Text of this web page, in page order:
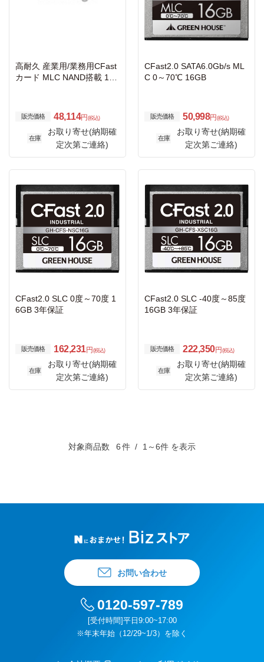
高耐久 産業用/業務用CFast
カード MLC NAND搭載 16
販売価格 48,114円 (税込)
在庫
お取り寄せ(納期確
定次第ご連絡)
CFast2.0 SATA6.0Gb/s ML
C 0～70℃ 16GB
販売価格 50,998円 (税込)
在庫
お取り寄せ(納期確
定次第ご連絡)
CFast2.0 SLC 0度～70度 1
6GB 3年保証
販売価格 162,231円 (税込)
在庫
お取り寄せ(納期確
定次第ご連絡)
CFast2.0 SLC -40度～85度
16GB 3年保証
販売価格 222,350円 (税込)
在庫
お取り寄せ(納期確
定次第ご連絡)
対象商品数 6件 1～6件 を表示
お問い合わせ
0120-597-789
[受付時間]平日9:00~17:00
※年末年始（12/29~1/3）を除く